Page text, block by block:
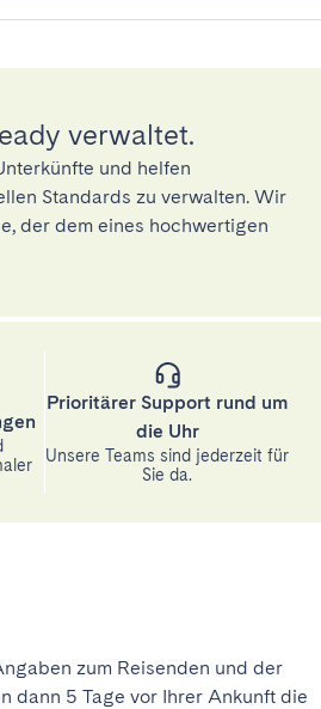
verwaltet.
und helfen
Standards zu verwalten. Wir
der dem eines hochwertigen
Prioritärer Support rund um
die Uhr
Unsere Teams sind jederzeit für
Sie da.
zum Reisenden und der
dann 5 Tage vor Ihrer Ankunft die